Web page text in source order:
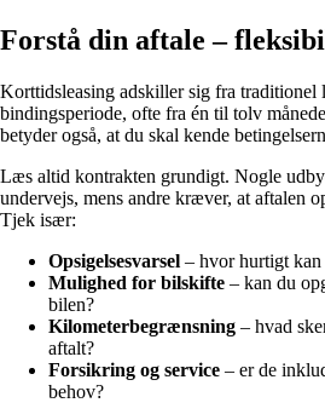
Forstå din aftale –
Korttidsleasing adskiller sig fra traditionel
bindingsperiode, ofte fra én til tolv
betyder også, at du skal kende
Læs altid kontrakten grundigt. Nogle
undervejs, mens andre kræver, at aftalen
Tjek især:
Opsigelsesvarsel – hvor hurtigt
Mulighed for bilskifte – kan du
bilen?
Kilometerbegrænsning – hvad
aftalt?
Forsikring og service – er de
behov?